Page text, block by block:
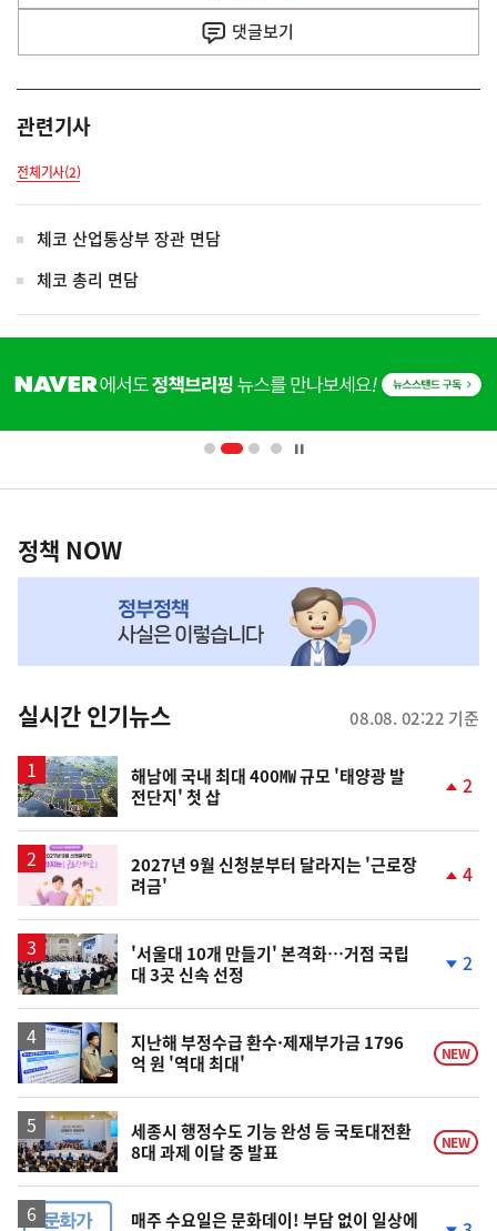
댓글보기
관련기사
전체기사(2)
체코 산업통상부 장관 면담
체코 총리 면담
단
배
영
책
NOW,
뉴
스
정책 NOW
실시간 인기뉴스 08.08. 02:22 기준
해남에 국내 최대 400㎿ 규모 '태양광 발
전단지' 첫 삽
계
2
2027년 9월 신청분부터 달라지는 '근로장
려금'
계
4
'서울대 10개 만들기' 본격화…거점 국립
대 3곳 신속 선정
계
락
2
지난해 부정수급 환수·제재부가금 1796
억 원 '역대 최대'
NEW
세종시 행정수도 기능 완성 등 국토대전환
8대 과제 이달 중 발표
NEW
매주 수요일은 문화데이! 부담 없이 일상에